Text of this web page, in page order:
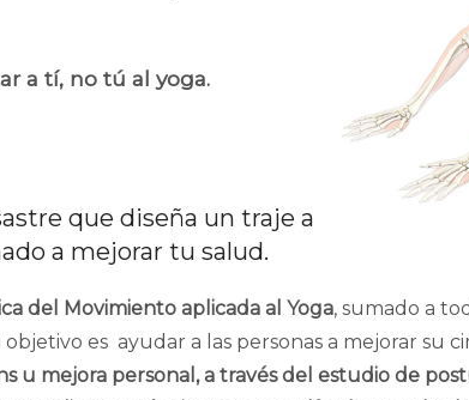
a tí, no tú al yoga.
que diseña un traje a
a mejorar tu salud.
del Movimiento aplicada al Yoga, sumado a
objetivo es ayudar a las personas a mejorar su
u mejora personal, a través del estudio de